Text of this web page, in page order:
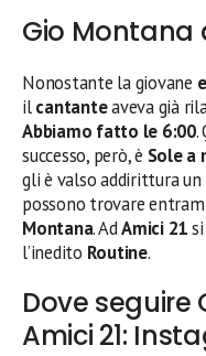
Gio Montana
Nonostante la giovane
ilcantanteaveva già
Abbiamo fatto le 6:00.
successo, però, è Sole a
gli è valso addirittura un
possono trovare
Montana. AdAmici 21
l’inedito Routine.
Dove seguire
Amici 21: